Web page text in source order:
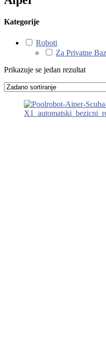
Kategorije
Roboti
Za Privatne
Prikazuje se jedan rezultat